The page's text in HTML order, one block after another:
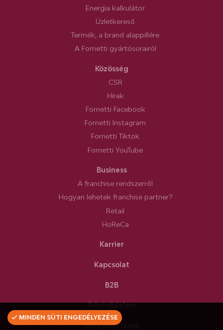
Energia kalkulátor
Üzletkereső
Termék, a brand alappillére
A Fornetti gyártósorairól
Közösség
CSR
Hírek
Fornetti Facebook
Fornetti Instagram
Fornetti Tiktok
Fornetti YouTube
Business
A franchise rendszerről
Hogyan lehetek franchise partner?
Retail
HoReCa
Karrier
Kapcsolat
B2B
Adatvédelem
Éves jelentések
MINDEN SÜTI ENGEDÉLYEZÉSE